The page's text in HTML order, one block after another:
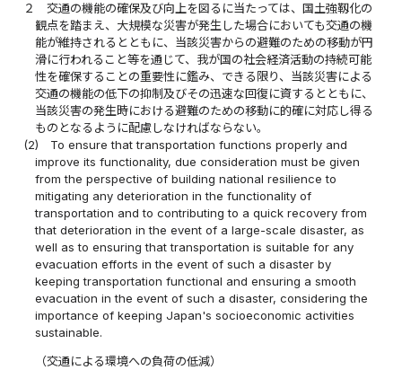
２
交通の機能の確保及び向上を図るに当たっては、国土強靱化の
観点を踏まえ、大規模な災害が発生した場合においても交通の機
能が維持されるとともに、当該災害からの避難のための移動が円
滑に行われること等を通じて、我が国の社会経済活動の持続可能
性を確保することの重要性に鑑み、できる限り、当該災害による
交通の機能の低下の抑制及びその迅速な回復に資するとともに、
当該災害の発生時における避難のための移動に的確に対応し得る
ものとなるように配慮しなければならない。
(2)
To ensure that transportation functions properly and
improve its functionality, due consideration must be given
from the perspective of building national resilience to
mitigating any deterioration in the functionality of
transportation and to contributing to a quick recovery from
that deterioration in the event of a large-scale disaster, as
well as to ensuring that transportation is suitable for any
evacuation efforts in the event of such a disaster by
keeping transportation functional and ensuring a smooth
evacuation in the event of such a disaster, considering the
importance of keeping Japan's socioeconomic activities
sustainable.
（交通による環境への負荷の低減）